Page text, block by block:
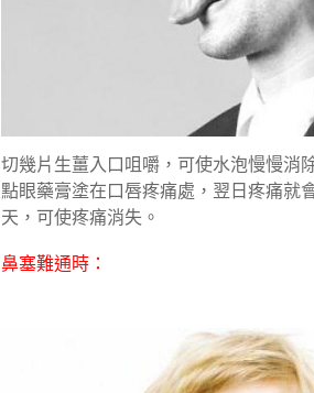
切幾片生薑入口咀嚼，可使水泡慢慢消
點眼藥膏塗在口唇疼痛處，翌日疼痛就
天，可使疼痛消失。
鼻塞難通時：